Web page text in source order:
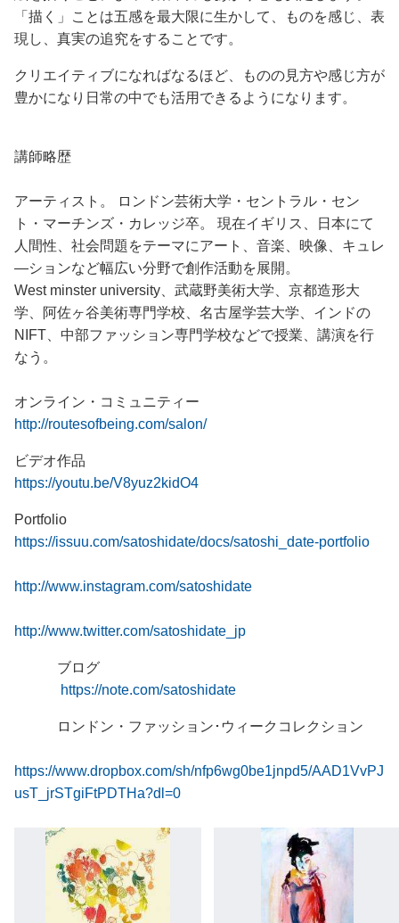
「描く」ことは五感を最大限に生かして、ものを感じ、表
現し、真実の追究をすることです。
クリエイティブになればなるほど、ものの見方や感じ方が
豊かになり日常の中でも活用できるようになります。
講師略歴
アーティスト。 ロンドン芸術大学・セントラル・セン
ト・マーチンズ・カレッジ卒。 現在イギリス、日本にて
人間性、社会問題をテーマにアート、音楽、映像、キュレ
―ションなど幅広い分野で創作活動を展開。
West minster university、武蔵野美術大学、京都造形大
学、阿佐ヶ谷美術専門学校、名古屋学芸大学、インドの
NIFT、中部ファッション専門学校などで授業、講演を行
なう。
オンライン・コミュニティー
http://routesofbeing.com/salon/
ビデオ作品
https://youtu.be/V8yuz2kidO4
Portfolio
https://issuu.com/satoshidate/docs/satoshi_date-portfolio
http://www.instagram.com/satoshidate
http://www.twitter.com/satoshidate_jp
ブログ
https://note.com/satoshidate
ロンドン・ファッション･ウィークコレクション
https://www.dropbox.com/sh/nfp6wg0be1jnpd5/AAD1VvPJ
usT_jrSTgiFtPDTHa?dl=0